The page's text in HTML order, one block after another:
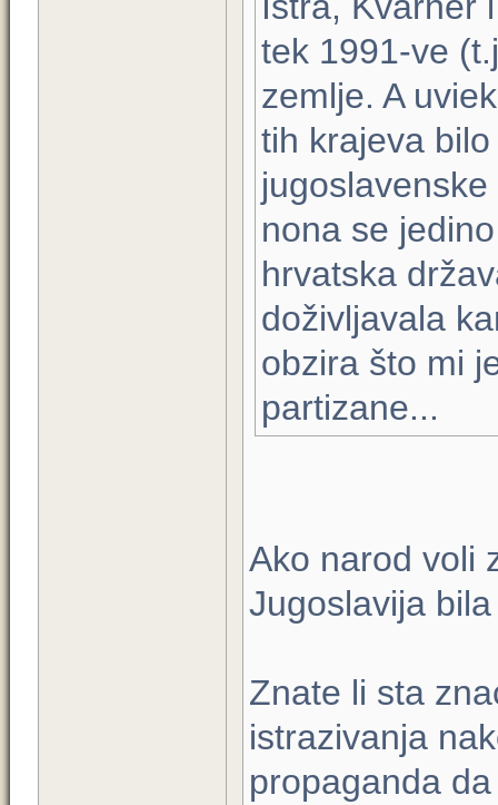
tek 1991-ve
zemlje. A
tih krajeva
nona se
hrvatska
doživljavala
obzira što mi
partizane...
Ako narod voli
Jugoslavija
Znate li sta
istrazivanja
propaganda